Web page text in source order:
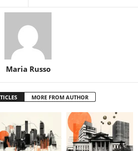
Maria Russo
MORE FROM AUTHOR